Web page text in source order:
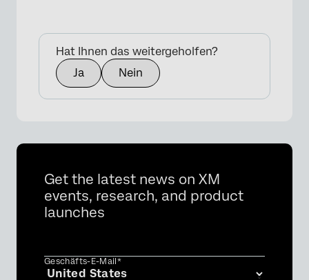
Hat Ihnen das weitergeholfen?
Ja
Nein
Get the latest news on XM
events, research, and product
launches
Geschäfts-E-Mail*